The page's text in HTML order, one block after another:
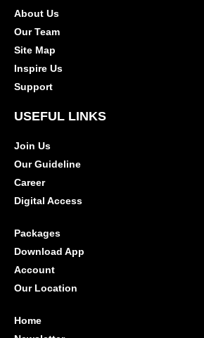
About Us
Our Team
Site Map
Inspire Us
Support
USEFUL LINKS
Join Us
Our Guideline
Career
Digital Access
Packages
Download App
Account
Our Location
Home